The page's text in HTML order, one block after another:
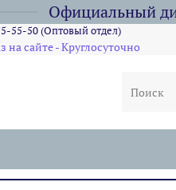
Официальный
на сайте - Круглосуточно
55-50 (Оптовый отдел)